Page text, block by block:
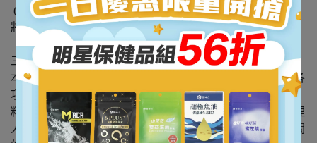
(十)若本公司需要於對外網站或網頁公布您的個人資料時，
將進行適當遮蔽作業，並依相關法律及規範之要求處理。
三、資料之保護
本公司官方網站之主機均設有防火牆、防毒系統等相關的各
項安全設備及必要的安全防護措施，加以保護您的個人資
料，只有經過授權的人員才能接觸您的個人資料，相關處理
人員皆簽有保密合約，如有違反保密義務者，將會受到相關